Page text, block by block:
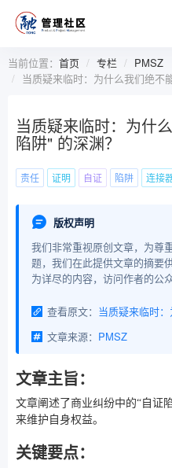
当前位置： 首页 专栏
PMSZ
当质疑来临时：为什么我们绝不
当质疑来临时：为什
陷阱" 的深渊？
责任 证明 自证 陷阱 连接
版权声明
我们非常重视原创文章，为尊
题，我们在此提供文章的摘要
为详尽的内容，访问作者的公
查看原文：
文章来源： PMSZ
文章主旨：
文章阐述了商业纠纷中的“自证
来维护自身权益。
关键要点：